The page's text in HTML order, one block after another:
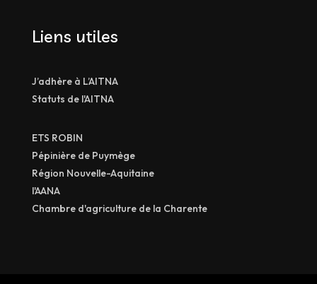
Liens utiles
J’adhère à L’AITNA
Statuts de l'AITNA
ETS ROBIN
Pépinière de Puymège
Région Nouvelle-Aquitaine
l'AANA
Chambre d'agriculture de la Charente